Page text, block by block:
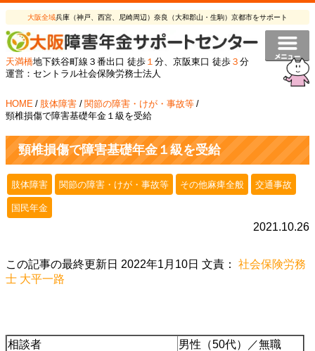
大阪全域兵庫（神戸、西宮、尼崎周辺）奈良（大和郡山・生駒）京都市をサポート
天満橋地下鉄谷町線３番出口 徒歩 １ 分、京阪東口 徒歩 ３ 分
運営：セントラル社会保険労務士法人
HOME / 肢体障害 / 関節の障害・けが・事故等 /
頸椎損傷で障害基礎年金１級を受給
頸椎損傷で障害基礎年金１級を受給
肢体障害 関節の障害・けが・事故等 その他麻痺全般 交通事故
国民年金
2021.10.26
この記事の最終更新日 2022年1月10日 文責： 社会保険労務
士 大平一路
相談者
男性（50代）／無職